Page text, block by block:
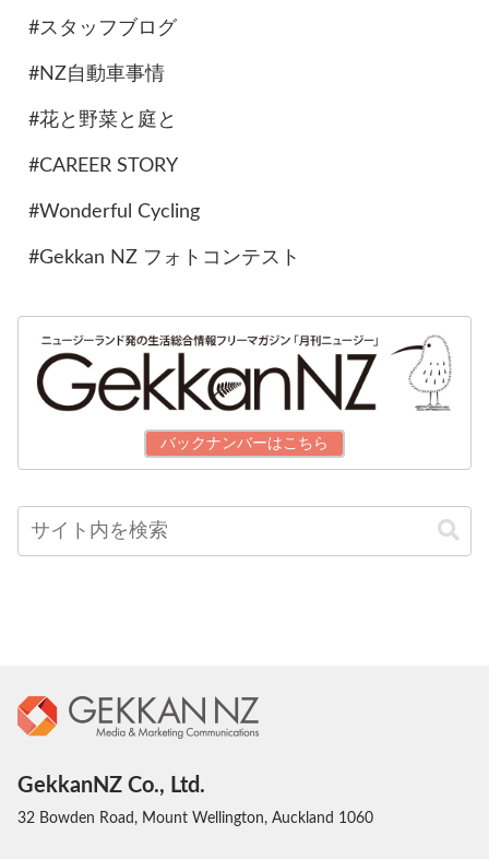
#スタッフブログ
#NZ自動車事情
#花と野菜と庭と
#CAREER STORY
#Wonderful Cycling
#Gekkan NZ フォトコンテスト
バックナンバーはこちら
GekkanNZ Co., Ltd.
32 Bowden Road, Mount Wellington, Auckland 1060